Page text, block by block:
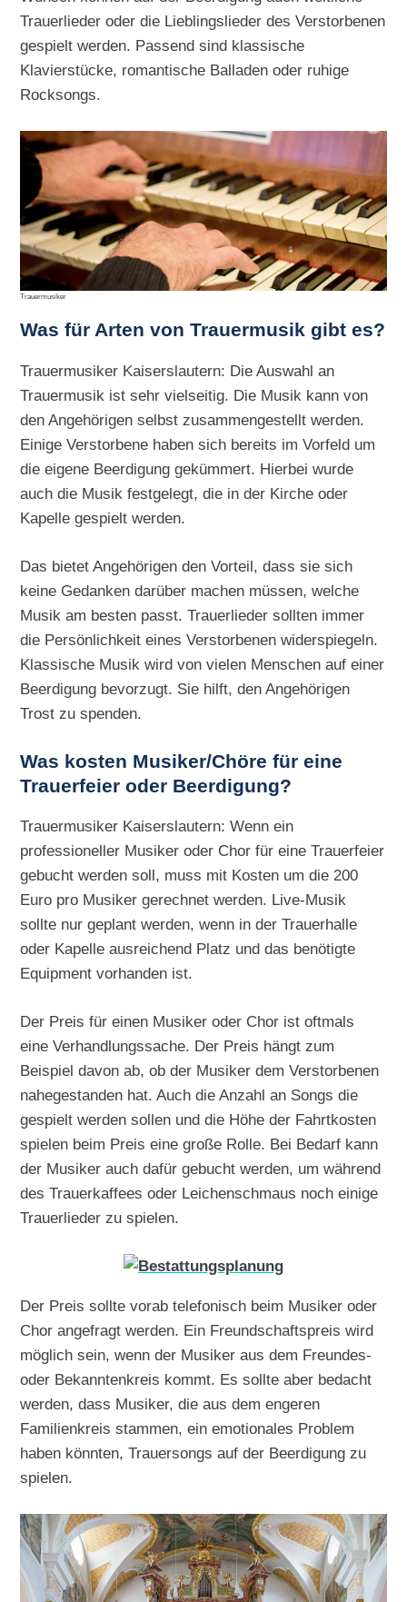
Trauerlieder oder die Lieblingslieder des Verstorbenen
gespielt werden. Passend sind klassische
Klavierstücke, romantische Balladen oder ruhige
Rocksongs.
Trauermusiker
Was für Arten von Trauermusik gibt es?
Trauermusiker Kaiserslautern: Die Auswahl an
Trauermusik ist sehr vielseitig. Die Musik kann von
den Angehörigen selbst zusammengestellt werden.
Einige Verstorbene haben sich bereits im Vorfeld um
die eigene Beerdigung gekümmert. Hierbei wurde
auch die Musik festgelegt, die in der Kirche oder
Kapelle gespielt werden.
Das bietet Angehörigen den Vorteil, dass sie sich
keine Gedanken darüber machen müssen, welche
Musik am besten passt. Trauerlieder sollten immer
die Persönlichkeit eines Verstorbenen widerspiegeln.
Klassische Musik wird von vielen Menschen auf einer
Beerdigung bevorzugt. Sie hilft, den Angehörigen
Trost zu spenden.
Was kosten Musiker/Chöre für eine
Trauerfeier oder Beerdigung?
Trauermusiker Kaiserslautern: Wenn ein
professioneller Musiker oder Chor für eine Trauerfeier
gebucht werden soll, muss mit Kosten um die 200
Euro pro Musiker gerechnet werden. Live-Musik
sollte nur geplant werden, wenn in der Trauerhalle
oder Kapelle ausreichend Platz und das benötigte
Equipment vorhanden ist.
Der Preis für einen Musiker oder Chor ist oftmals
eine Verhandlungssache. Der Preis hängt zum
Beispiel davon ab, ob der Musiker dem Verstorbenen
nahegestanden hat. Auch die Anzahl an Songs die
gespielt werden sollen und die Höhe der Fahrtkosten
spielen beim Preis eine große Rolle. Bei Bedarf kann
der Musiker auch dafür gebucht werden, um während
des Trauerkaffees oder Leichenschmaus noch einige
Trauerlieder zu spielen.
Der Preis sollte vorab telefonisch beim Musiker oder
Chor angefragt werden. Ein Freundschaftspreis wird
möglich sein, wenn der Musiker aus dem Freundes-
oder Bekanntenkreis kommt. Es sollte aber bedacht
werden, dass Musiker, die aus dem engeren
Familienkreis stammen, ein emotionales Problem
haben könnten, Trauersongs auf der Beerdigung zu
spielen.